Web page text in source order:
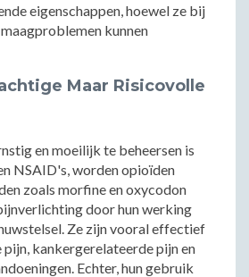
eigenschappen, hoewel ze bij
kunnen
Maar Risicovolle
en moeilijk te beheersen is
NSAID's, worden opioïden
zoals morfine en oxycodon
door hun werking
Ze zijn vooral effectief
kankergerelateerde pijn en
Echter, hun gebruik